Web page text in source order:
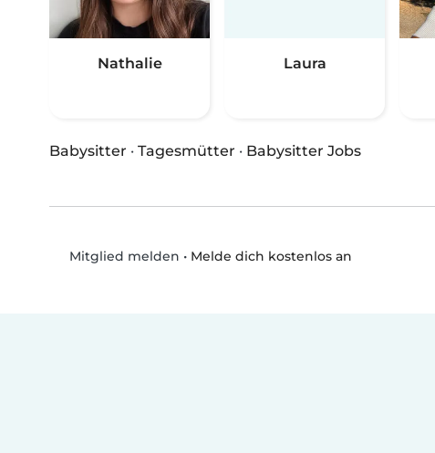
Nathalie Laura
Babysitter · Tagesmütter · Babysitter Jobs
Mitglied melden • Melde dich kostenlos an